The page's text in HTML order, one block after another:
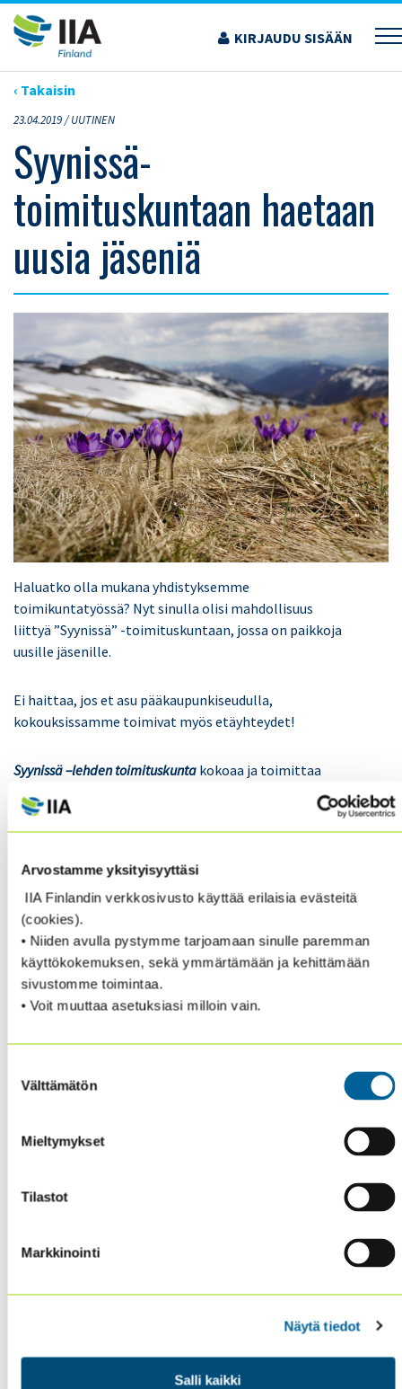
Arvostamme yksityisyyttäsi
IIA Finlandin verkkosivusto käyttää erilaisia evästeitä
(cookies).
• Niiden avulla pystymme tarjoamaan sinulle paremman
käyttökokemuksen, sekä ymmärtämään ja kehittämään
sivustomme toimintaa.
• Voit muuttaa asetuksiasi milloin vain.
valinta
Välttämätön
Mieltymykset
Tilastot
Markkinointi
Näytä tiedot
Salli kaikki
Siirry
sisältöön
KIRJAUDU SISÄÄN
›ARTIKKELIT›SYYNISSÄ-TOIMITUSKUNTAAN HAETAAN UUSIA JÄSENIÄ
‹ Takaisin
23.04.2019 /UUTINEN
Syynissä-
toimituskuntaan haetaan
uusia jäseniä
Haluatko olla mukana yhdistyksemme
toimikuntatyössä? Nyt sinulla olisi mahdollisuus
liittyä ”Syynissä” -toimituskuntaan, jossa on paikkoja
uusille jäsenille.
Ei haittaa, jos et asu pääkaupunkiseudulla,
kokouksissamme toimivat myös etäyhteydet!
Syynissä –lehden toimituskunta kokoaa ja toimittaa
suunnitelmallisesti ajankohtaista sisältöä yhdistyksen
verkkosivuille. Toimikunta aktivoi jäseniä artikkelien
kirjoittamisessa. Toimikunta järjestää
kehittämiseksi ja jäsenten välisen vuorovaikutuksen
varmistamiseksi.
Viimeisimmät Syynissä-lehden artikkelit:
https://theiia.fi/ajankohtaista/
toimikunnan jäseniltä:
Jim, Syynissä-lehden toimituskunta
sisaiset.tarkastajat (at) theiia.fi
Otamme mielellämme myös vastaan ehdotuksia
hyvistä asiantuntijoista, joiden toivoisit esiintyvän
julkaistavaksemme.